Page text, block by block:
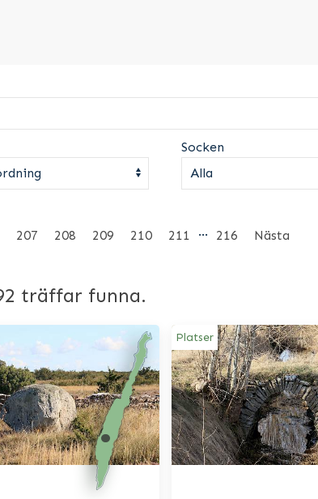
Socken
207 208 209 210 211 … 216 Nästa
träffar funna.
Platser